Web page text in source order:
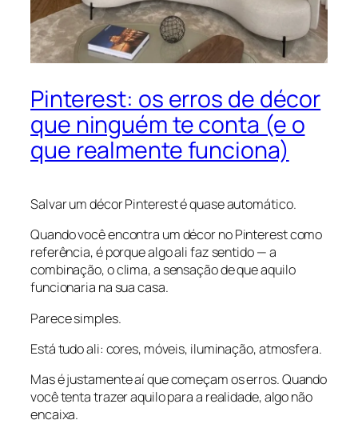
Pinterest: os erros de décor
que ninguém te conta (e o
que realmente funciona)
Salvar um décor Pinterest é quase automático.
Quando você encontra um décor no Pinterest como
referência, é porque algo ali faz sentido — a
combinação, o clima, a sensação de que aquilo
funcionaria na sua casa.
Parece simples.
Está tudo ali: cores, móveis, iluminação, atmosfera.
Mas é justamente aí que começam os erros. Quando
você tenta trazer aquilo para a realidade, algo não
encaixa.